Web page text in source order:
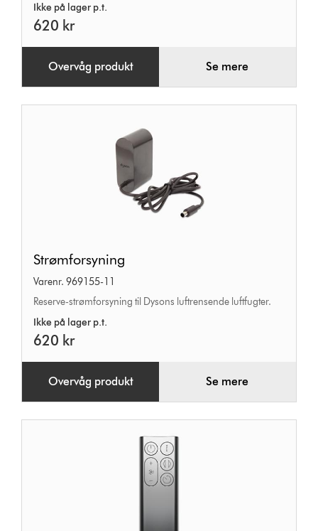
Ikke på lager p.t.
620 kr
Overvåg produkt Se mere
Strømforsyning
Varenr. 969155-11
Reserve-strømforsyning til Dysons luftrensende luftfugter.
Ikke på lager p.t.
620 kr
Overvåg produkt Se mere